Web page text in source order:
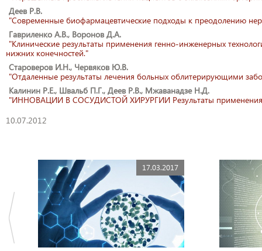
Деев Р.В.
"Современные биофармацевтические подходы к преодолению
Гавриленко А.В., Воронов Д.А.
"Клинические результаты применения генно-инженерных
нижних конечностей."
Староверов И.Н., Червяков Ю.В.
"Отдаленные результаты лечения больных облитерирующими
Калинин Р.Е., Швальб П.Г., Деев Р.В., Мжаванадзе Н.Д.
"ИННОВАЦИИ В СОСУДИСТОЙ ХИРУРГИИ Результаты применения
10.07.2012
17.03.2017